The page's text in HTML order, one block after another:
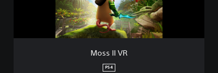
Moss II VR
PS4